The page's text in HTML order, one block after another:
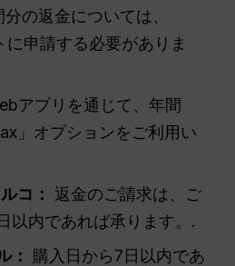
の返金については、
申請する必要がありま
アプリを通じて、年間
」オプションをご利用い
コ： 返金のご請求は、ご
以内であれば承ります。.
：
購入日から7日以内であ